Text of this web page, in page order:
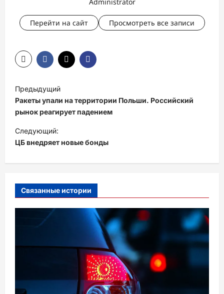
Перейти на сайт Просмотреть все записи
Н
а
в
и
г
а
я
с
Предыдущий
Ракеты упали на территории Польши. Российский
рынок реагирует падением
Следующий:
ЦБ внедряет новые бонды
Связанные истории